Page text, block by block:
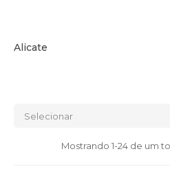
Alicate
Selecionar
Mostrando 1-24 de um